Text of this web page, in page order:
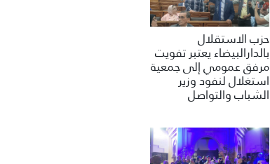
حزب الاستقلال
بالدارالبيضاء يعتبر تفويت
مرفق عمومي إلى جمعية
استغلال لنفود وزير
الشباب والتواصل